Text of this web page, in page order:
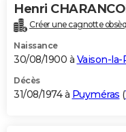
Henri
Créer une cagnotte
Naissance
30/08/1900 à Vaison-
Décès
31/08/1974 à Puyméras (